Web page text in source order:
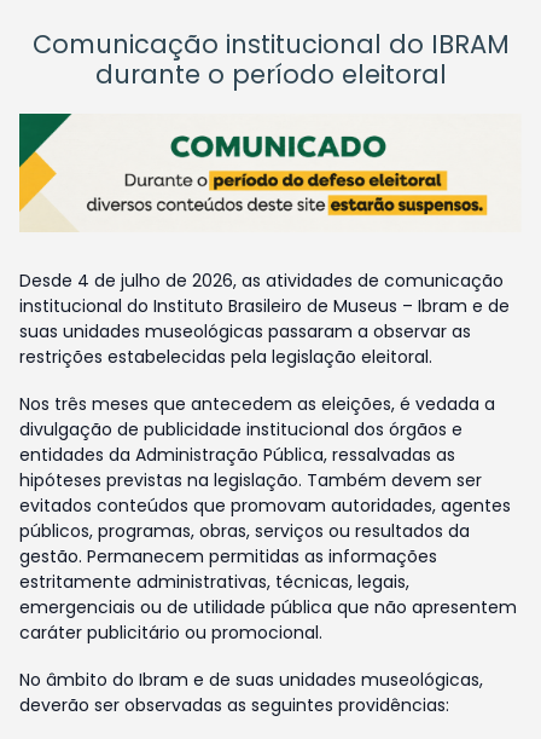
Comunicação institucional do IBRAM
durante o período eleitoral
Desde 4 de julho de 2026, as atividades de comunicação
institucional do Instituto Brasileiro de Museus – Ibram e de
suas unidades museológicas passaram a observar as
restrições estabelecidas pela legislação eleitoral.
Nos três meses que antecedem as eleições, é vedada a
divulgação de publicidade institucional dos órgãos e
entidades da Administração Pública, ressalvadas as
hipóteses previstas na legislação. Também devem ser
evitados conteúdos que promovam autoridades, agentes
públicos, programas, obras, serviços ou resultados da
gestão. Permanecem permitidas as informações
estritamente administrativas, técnicas, legais,
emergenciais ou de utilidade pública que não apresentem
caráter publicitário ou promocional.
No âmbito do Ibram e de suas unidades museológicas,
deverão ser observadas as seguintes providências: